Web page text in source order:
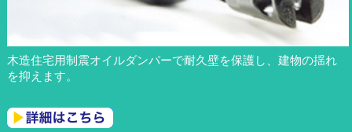
木造住宅用制震オイルダンパーで耐久壁を保護し、建物の揺れ
を抑えます。